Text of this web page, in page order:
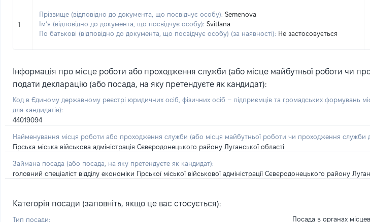
1
Прізвище (відповідно до документа, що посвідчує особу): Semenova
Ім’я (відповідно до документа, що посвідчує особу): Svitlana
По батькові (відповідно до документа, що посвідчує особу) (за наявності): Не застосовується
Інформація про місце роботи або проходження служби (або місце майбутньої роботи чи
подати декларацію (або посада, на яку претендуєте як кандидат):
Код в Єдиному державному реєстрі юридичних осіб, фізичних осіб – підприємців та громадських
для кандидатів):
44019094
Найменування місця роботи або проходження служби (або місця майбутньої роботи чи проходження служби
Гірська міська військова адміністрація Сєвєродонецького району Луганської області
Займана посада (або посада, на яку претендуєте як кандидат):
головний спеціаліст відділу економіки Гірської міської військової адміністрації Сєвєродонецького району
Категорія посади (заповніть, якщо це вас стосується):
Тип посади: Посада в органах